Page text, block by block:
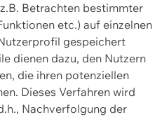
Betrachten bestimmter
etc.) auf einzelnen
gespeichert
dienen dazu, den Nutzern
die ihren potenziellen
Dieses Verfahren wird
Nachverfolgung der